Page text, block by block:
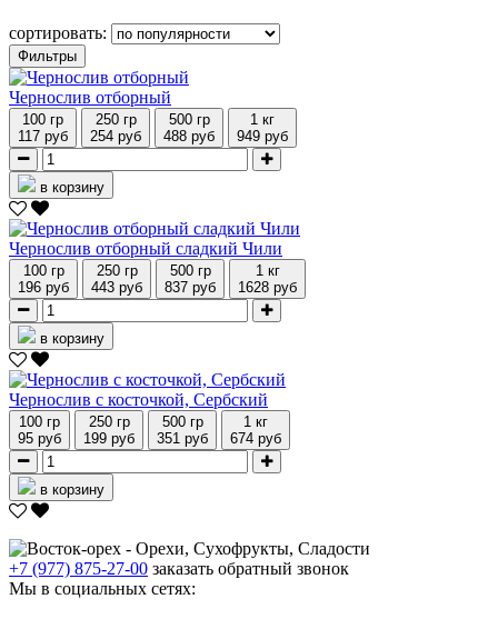
сортировать:
Фильтры
Чернослив отборный
100 гр
117 руб
250 гр
254 руб
500 гр
488 руб
1 кг
949 руб
в корзину
Чернослив отборный сладкий Чили
100 гр
196 руб
250 гр
443 руб
500 гр
837 руб
1 кг
1628 руб
в корзину
Чернослив с косточкой, Сербский
100 гр
95 руб
250 гр
199 руб
500 гр
351 руб
1 кг
674 руб
в корзину
+7 (977) 875-27-00 заказать обратный звонок
Мы в социальных сетях: